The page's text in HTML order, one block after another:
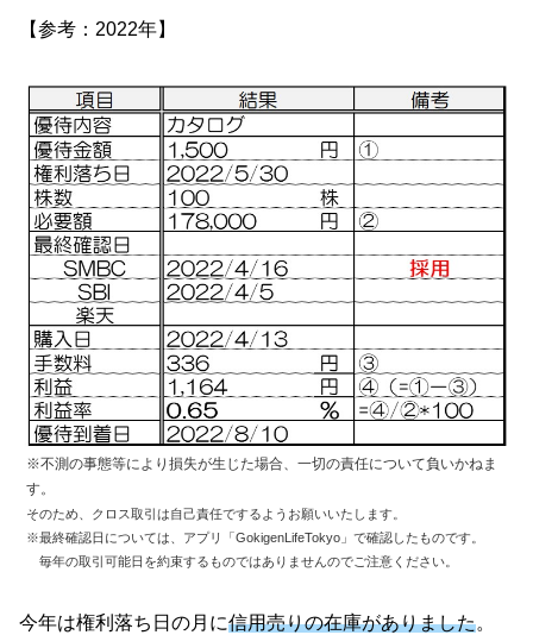
【参考：2022年】
※不測の事態等により損失が生じた場合、一切の責任について負いかねま
す。
そのため、クロス取引は自己責任でするようお願いいたします。
※最終確認日については、アプリ「GokigenLifeTokyo」で確認したものです。
毎年の取引可能日を約束するものではありませんのでご注意ください。
今年は権利落ち日の月に信用売りの在庫がありました。